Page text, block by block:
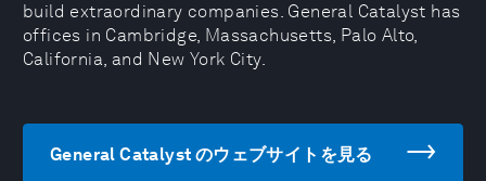
build extraordinary companies. General Catalyst has
offices in Cambridge, Massachusetts, Palo Alto,
California, and New York City.
General Catalyst のウェブサイトを見る